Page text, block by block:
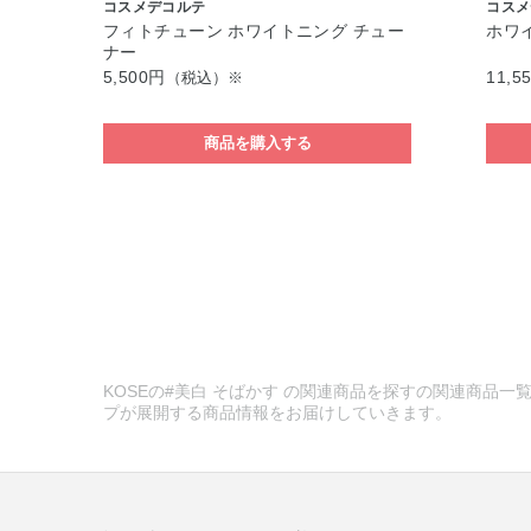
コスメデコルテ
フィトチューン ホワイトニング チュー
ナー
5,500円
（税込）※
商品を購入する
コス
ホワ
KOSEの#美白 そばかす の関連商品を探すの関連商品一
プが展開する商品情報をお届けしていきます。